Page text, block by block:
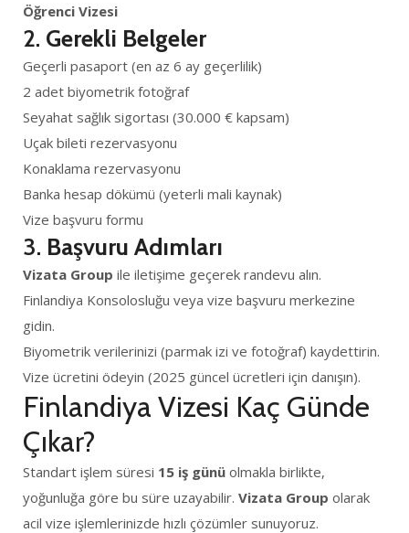
Öğrenci Vizesi
2. Gerekli Belgeler
Geçerli pasaport (en az 6 ay geçerlilik)
2 adet biyometrik fotoğraf
Seyahat sağlık sigortası (30.000 € kapsam)
Uçak bileti rezervasyonu
Konaklama rezervasyonu
Banka hesap dökümü (yeterli mali kaynak)
Vize başvuru formu
3. Başvuru Adımları
Vizata Group ile iletişime geçerek randevu alın.
Finlandiya Konsolosluğu veya vize başvuru merkezine
gidin.
Biyometrik verilerinizi (parmak izi ve fotoğraf) kaydettirin.
Vize ücretini ödeyin (2025 güncel ücretleri için danışın).
Finlandiya Vizesi Kaç Günde
Çıkar?
Standart işlem süresi 15 iş günü olmakla birlikte,
yoğunluğa göre bu süre uzayabilir. Vizata Group olarak
acil vize işlemlerinizde hızlı çözümler sunuyoruz.